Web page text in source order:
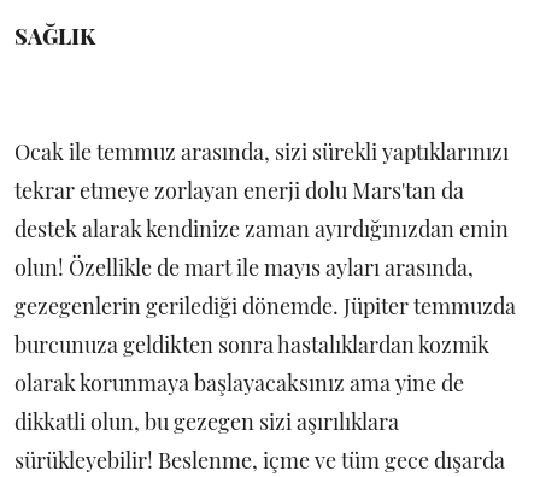
SAĞLIK
Ocak ile temmuz arasında, sizi sürekli yaptıklarınızı
tekrar etmeye zorlayan enerji dolu Mars'tan da
destek alarak kendinize zaman ayırdığınızdan emin
olun! Özellikle de mart ile mayıs ayları arasında,
gezegenlerin gerilediği dönemde. Jüpiter temmuzda
burcunuza geldikten sonra hastalıklardan kozmik
olarak korunmaya başlayacaksınız ama yine de
dikkatli olun, bu gezegen sizi aşırılıklara
sürükleyebilir! Beslenme, içme ve tüm gece dışarda